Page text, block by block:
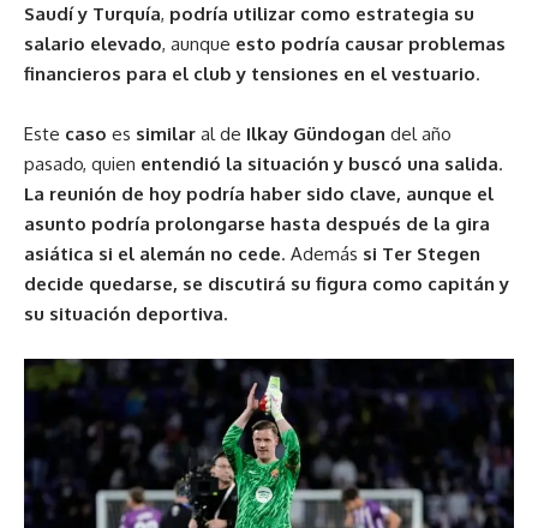
Saudí y Turquía, podría utilizar como estrategia su
salario elevado, aunque esto podría causar problemas
financieros para el club y tensiones en el vestuario.
Este caso es similar al de Ilkay Gündogan del año
pasado, quien entendió la situación y buscó una salida.
La reunión de hoy podría haber sido clave, aunque el
asunto podría prolongarse hasta después de la gira
asiática si el alemán no cede. Además si Ter Stegen
decide quedarse, se discutirá su figura como capitán y
su situación deportiva.